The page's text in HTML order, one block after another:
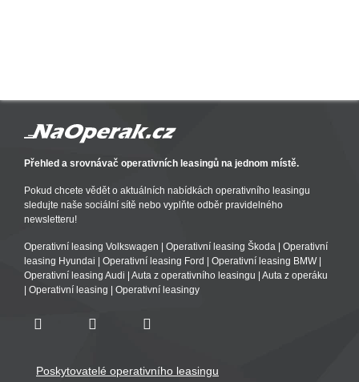
Přehled a srovnávač operativních leasingů na jednom místě.
Pokud chcete vědět o aktuálních nabídkách operativního leasingu
sledujte naše sociální sítě nebo vyplňte odběr pravidelného
newsletteru!
Operativní leasing Volkswagen Operativní leasing Škoda
Operativní
leasing Hyundai
Operativní leasing Ford Operativní leasing BMW|
Operativní leasing Audi
Auta z operativního leasingu
Auta z operáku
Operativní leasing Operativní leasingy
Poskytovatelé operativního leasingu